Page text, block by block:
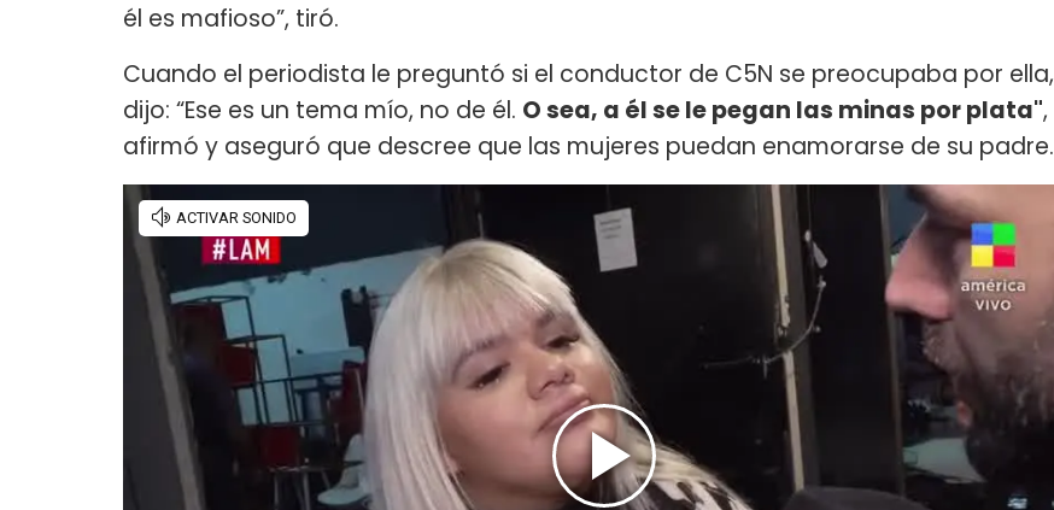
él es mafioso”, tiró.
Cuando el periodista le preguntó si el conductor de C5N se preocupaba por ella,
dijo: “Ese es un tema mío, no de él. O sea, a él se le pegan las minas por plata",
afirmó y aseguró que descree que las mujeres puedan enamorarse de su padre.